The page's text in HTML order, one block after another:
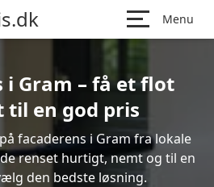
Menu
i Gram – få et flot
til en god pris
facaderens i Gram fra lokale
renset hurtigt, nemt og til en
den bedste løsning.